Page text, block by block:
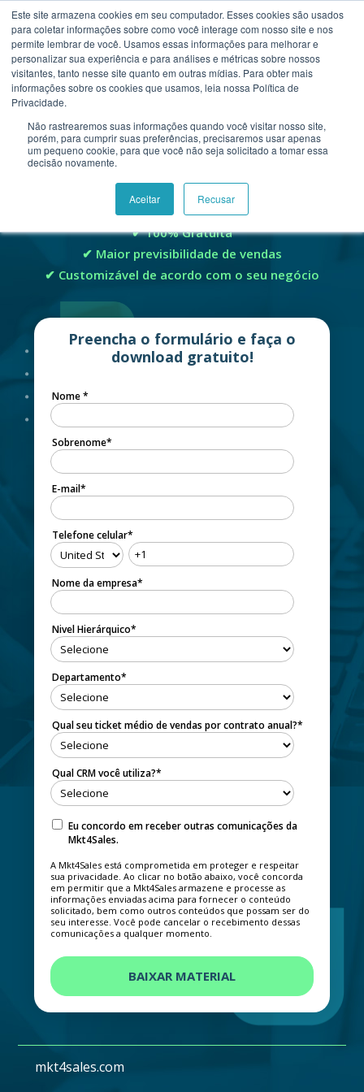
Este site armazena cookies em seu computador. Esses cookies são usados
para coletar informações sobre como você interage com nosso site e nos
permite lembrar de você. Usamos essas informações para melhorar e
personalizar sua experiência e para análises e métricas sobre nossos
visitantes, tanto nesse site quanto em outras mídias. Para obter mais
informações sobre os cookies que usamos, leia nossa Política de
Privacidade.
Não rastrearemos suas informações quando você visitar nosso site,
porém, para cumprir suas preferências, precisaremos usar apenas
um pequeno cookie, para que você não seja solicitado a tomar essa
decisão novamente.
Aceitar Recusar
CALCULADORA DE LEADS EM
EXCEL
Saiba quantos leads a sua empresa precisa gerar
mensalmente para obter o faturamento desejado.
100% Gratuita
Maior previsibilidade de vendas
Customizável de acordo com o seu negócio
Preencha o formulário e faça o
download gratuito!
Nome*
Sobrenome*
E-mail*
Telefone celular*
Nome da empresa*
Nivel Hierárquico*
Departamento*
Qual seu ticket médio de vendas por contrato anual?*
Qual CRM você utiliza?*
Eu concordo em receber outras comunicações da
Mkt4Sales.
A Mkt4Sales está comprometida em proteger e respeitar
sua privacidade. Ao clicar no botão abaixo, você concorda
em permitir que a Mkt4Sales armazene e processe as
informações enviadas acima para fornecer o conteúdo
solicitado, bem como outros conteúdos que possam ser do
seu interesse. Você pode cancelar o recebimento dessas
comunicações a qualquer momento.
mkt4sales.com